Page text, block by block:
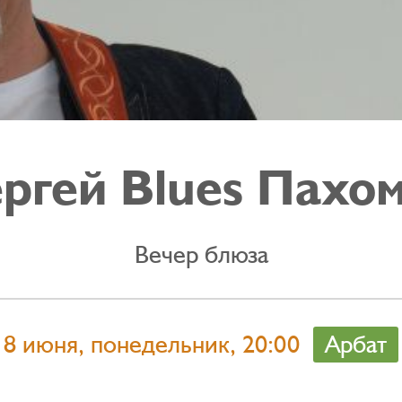
Blues
Вечер блюза
8 июня, понедельник, 20:00 Арбат